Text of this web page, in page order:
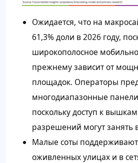
Ожидается, что на
61,3% доли в 2026 году,
широкополосное
прежнему зависит от
площадок. Операторы
многодиапазонные панели
поскольку доступ к
разрешений могут занять
Малые соты поддерживают
оживленных улицах и в